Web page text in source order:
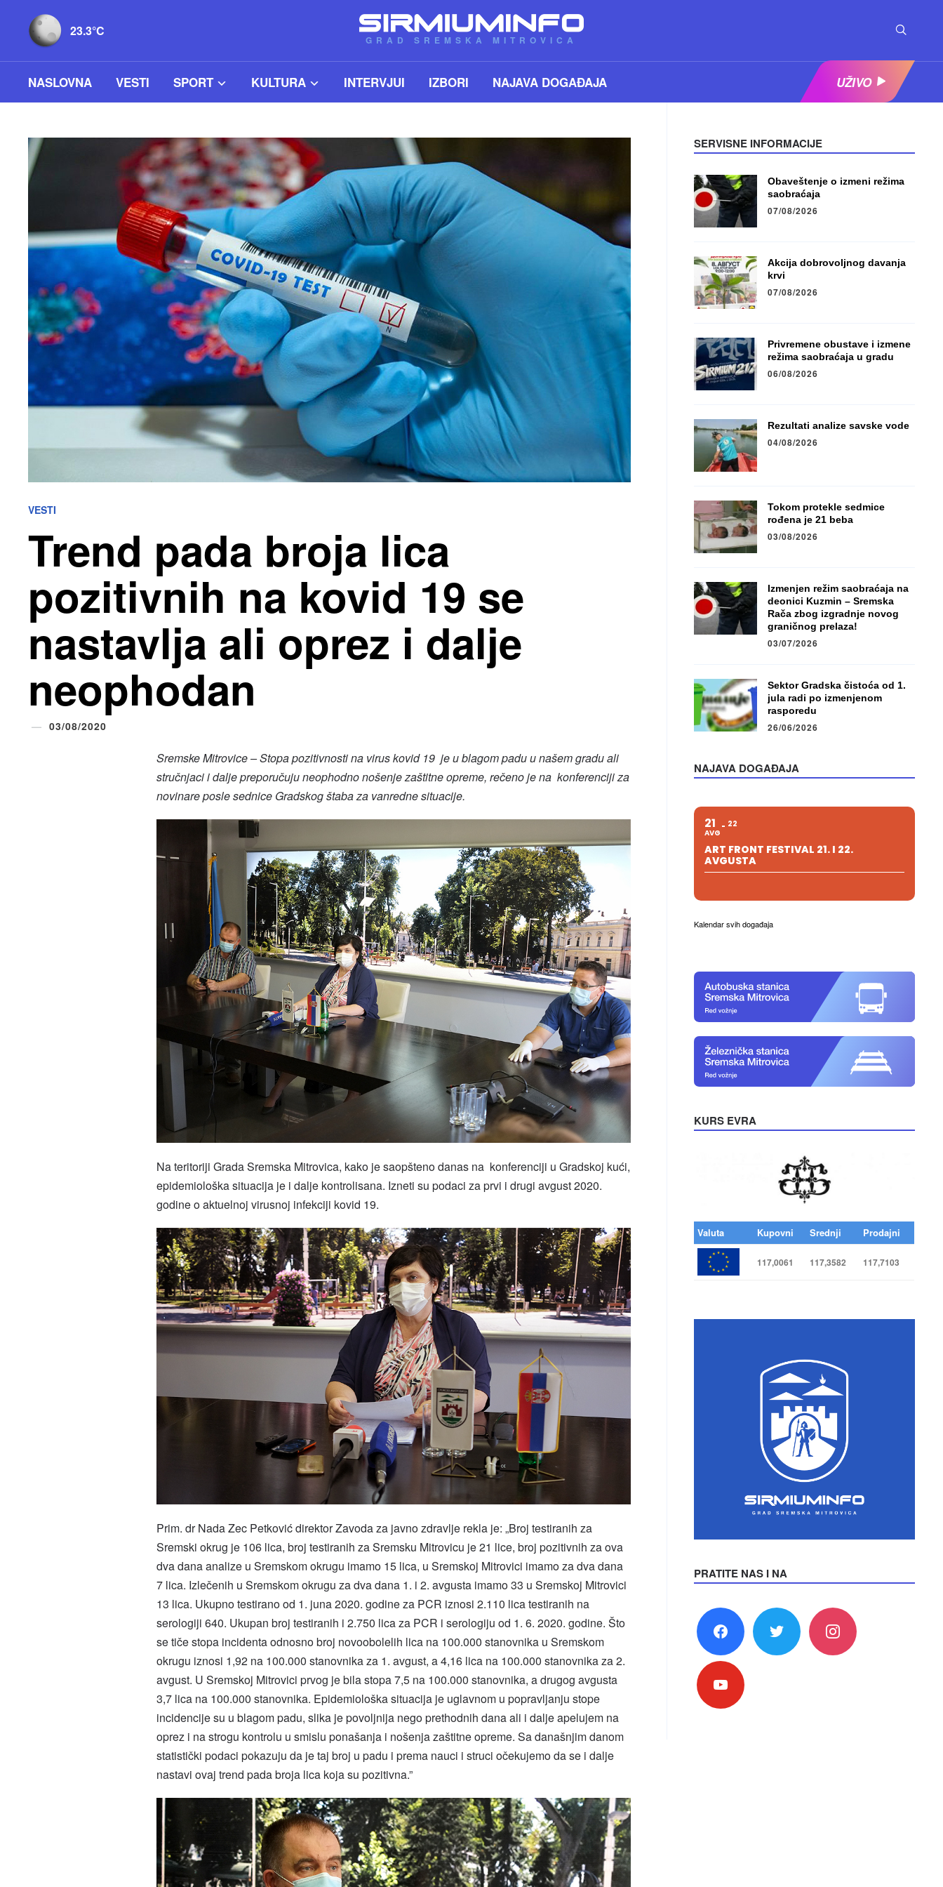
23.3°C
GRAD SREMSKA MITROVICA
NASLOVNA VESTI SPORT KULTURA INTERVJUI IZBORI NAJAVA DOGAĐAJA UŽIVO
VESTI
Trend pada broja lica
pozitivnih na kovid 19 se
nastavlja ali oprez i dalje
neophodan
03/08/2020
Sremske Mitrovice – Stopa pozitivnostina virus kovid 19 je u blagom padu u našem gradu ali
stručnjaci i dalje preporučuju neophodno nošenje zaštitne opreme, rečeno je na konferenciji za
novinare posle sednice Gradskog štaba za vanredne situacije.
Na teritoriji Grada Sremska Mitrovica, kako je saopšteno danas na konferenciji u Gradskoj kući,
epidemiološka situacija je i dalje kontrolisana. Izneti su podaci za prvi i drugi avgust 2020.
godine o aktuelnoj virusnoj infekciji kovid 19.
Prim. dr Nada Zec Petković direktor Zavoda za javno zdravlje rekla je: „Broj testiranih za
Sremski okrug je 106 lica, broj testiranih za Sremsku Mitrovicu je 21 lice, broj pozitivnih za ova
dva dana analize u Sremskom okrugu imamo 15 lica, u Sremskoj Mitrovici imamo za dva dana
7 lica. Izlečenih u Sremskom okrugu za dva dana 1. i 2. avgusta imamo 33 u Sremskoj Mitrovici
13 lica. Ukupno testirano od 1. juna 2020. godine za PCR iznosi 2.110 lica testiranih na
serologiji 640. Ukupan broj testiranih i 2.750 lica za PCR i serologiju od 1. 6. 2020. godine. Što
se tiče stopa incidenta odnosno broj novoobolelih lica na 100.000 stanovnika u Sremskom
okrugu iznosi 1,92 na 100.000 stanovnika za 1. avgust, a 4,16 lica na 100.000 stanovnika za 2.
avgust. U Sremskoj Mitrovici prvog je bila stopa 7,5 na 100.000 stanovnika, a drugog avgusta
3,7 lica na 100.000 stanovnika. Epidemiološka situacija je uglavnom u popravljanju stope
incidencije su u blagom padu, slika je povoljnija nego prethodnih dana ali i dalje apelujem na
oprez i na strogu kontrolu u smislu ponašanja i nošenja zaštitne opreme. Sa današnjim danom
statistički podaci pokazuju da je taj broj u padu i prema nauci i struci očekujemo da se i dalje
nastavi ovaj trend pada broja lica koja su pozitivna.”
SERVISNE INFORMACIJE
Obaveštenje o izmeni režima
saobraćaja
07/08/2026
Akcija dobrovoljnog davanja
krvi
07/08/2026
Privremene obustave i izmene
režima saobraćaja u gradu
06/08/2026
Rezultati analize savske vode
04/08/2026
Tokom protekle sedmice
rođena je 21 beba
03/08/2026
Izmenjen režim saobraćaja na
deonici Kuzmin – Sremska
Rača zbog izgradnje novog
graničnog prelaza!
03/07/2026
Sektor Gradska čistoća od 1.
jula radi po izmenjenom
rasporedu
26/06/2026
NAJAVA DOGAĐAJA
21
AVG
22
ART FRONT FESTIVAL 21. I 22.
AVGUSTA
Kalendar svih događaja
KURS EVRA
Valuta Kupovni Srednji Prodajni
117,0061 117,3582 117,7103
PRATITE NAS I NA
facebook twitter instagram
youtube